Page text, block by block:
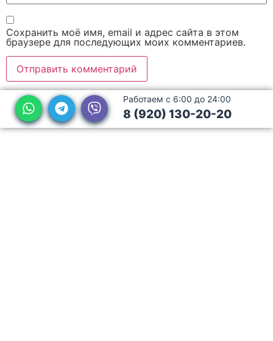
Сохранить моё имя, email и адрес сайта в этом
браузере для последующих моих комментариев.
Работаем с 6:00 до 24:00
8 (920) 130-20-20